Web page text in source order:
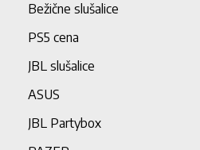
Bežične slušalice
PS5 cena
JBL slušalice
ASUS
JBL Partybox